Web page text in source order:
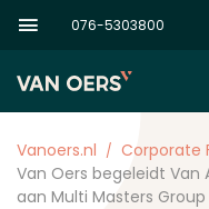
076-5303800
Vanoers.nl
Corporate
Van Oers begeleidt Van
aan Multi Masters Group